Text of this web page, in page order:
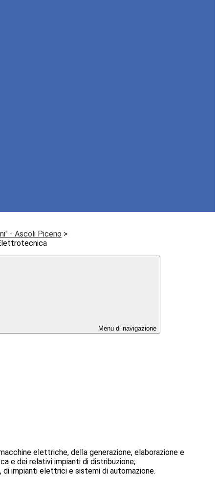
- Ascoli Piceno >
Menu di navigazione
elettriche, della generazione, elaborazione e
e dei relativi impianti di distribuzione;
impianti elettrici e sistemi di automazione.